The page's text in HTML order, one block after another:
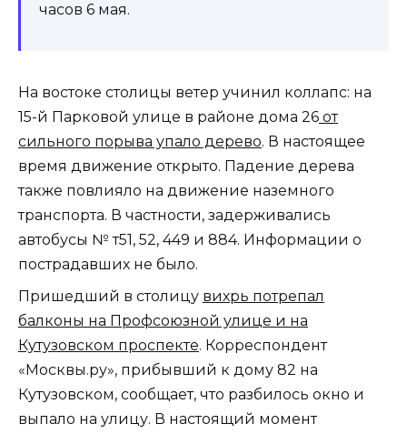
часов 6 мая.
На востоке столицы ветер учинил коллапс: на
15-й Парковой улице в районе дома 26 от
сильного порыва упало дерево. В настоящее
время движение открыто. Падение дерева
также повлияло на движение наземного
транспорта. В частности, задерживались
автобусы № т51, 52, 449 и 884. Информации о
пострадавших не было.
Пришедший в столицу вихрь потрепал
балконы на Профсоюзной улице и на
Кутузовском проспекте. Корреспондент
«Москвы.ру», прибывший к дому 82 на
Кутузовском, сообщает, что разбилось окно и
выпало на улицу. В настоящий момент